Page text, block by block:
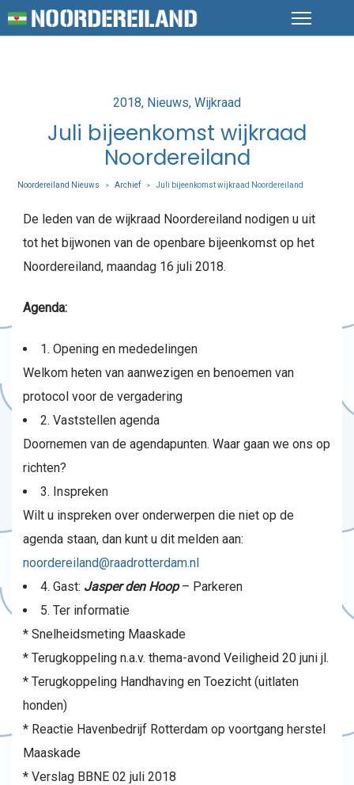
Posted
2018 Nieuws Wijkraad
Juli bijeenkomst wijkraad
Noordereiland
Noordereiland Nieuws > Archief > Juli bijeenkomst wijkraad Noordereiland
De leden van de wijkraad Noordereiland nodigen u uit
tot het bijwonen van de openbare bijeenkomst op het
Noordereiland, maandag 16 juli 2018.
Agenda:
1. Opening en mededelingen
Welkom heten van aanwezigen en benoemen van
protocol voor de vergadering
2. Vaststellen agenda
Doornemen van de agendapunten. Waar gaan we ons op
richten?
3. Inspreken
Wilt u inspreken over onderwerpen die niet op de
agenda staan, dan kunt u dit melden aan:
noordereiland@raadrotterdam.nl
4. Gast: Jasper den Hoop– Parkeren
5. Ter informatie
* Snelheidsmeting Maaskade
* Terugkoppeling n.a.v. thema-avond Veiligheid 20 juni jl.
* Terugkoppeling Handhaving en Toezicht (uitlaten
honden)
* Reactie Havenbedrijf Rotterdam op voortgang herstel
Maaskade
* Verslag BBNE 02 juli 2018